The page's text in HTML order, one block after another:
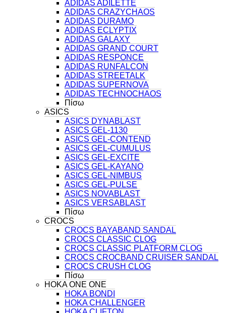
ADIDAS ADILETTE
ADIDAS CRAZYCHAOS
ADIDAS DURAMO
ADIDAS ECLYPTIX
ADIDAS GALAXY
ADIDAS GRAND COURT
ADIDAS RESPONCE
ADIDAS RUNFALCON
ADIDAS STREETALK
ADIDAS SUPERNOVA
ADIDAS TECHNOCHAOS
Πίσω
ASICS
ASICS DYNABLAST
ASICS GEL-1130
ASICS GEL-CONTEND
ASICS GEL-CUMULUS
ASICS GEL-EXCITE
ASICS GEL-KAYANO
ASICS GEL-NIMBUS
ASICS GEL-PULSE
ASICS NOVABLAST
ASICS VERSABLAST
Πίσω
CROCS
CROCS BAYABAND SANDAL
CROCS CLASSIC CLOG
CROCS CLASSIC PLATFORM CLOG
CROCS CROCBAND CRUISER SANDAL
CROCS CRUSH CLOG
Πίσω
HOKA ONE ONE
HOKA BONDI
HOKA CHALLENGER